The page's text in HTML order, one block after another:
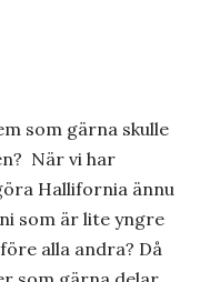
som gärna skulle
När vi har
Hallifornia ännu
som är lite yngre
alla andra? Då